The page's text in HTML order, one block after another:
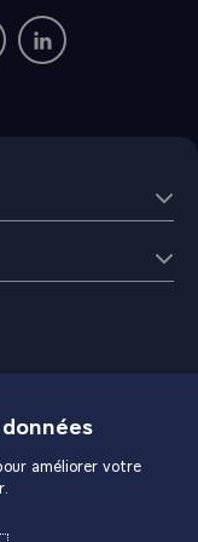
nous sur Twitter
nous sur
: rejoignez-nous
fenêtre :
Nouvelle fenêtre :
améliorer votre